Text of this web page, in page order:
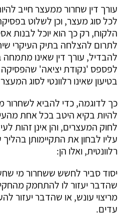
עורך דין שחרור ממעצר חייב
לכל סוג מעצר, וכן לשלוט
הלקוח, רק כך הוא יוכל לבנות
לתרום להצלחה בתיק העיקרי
להבדיל, עורך דין שאינו
לפספס 'נקודת יציאה'
בטיעון שאינו רלוונטי לסוג
כך לדוגמה, כדי להביא לשחרור
לחוק המעצרים, והן אינן זהות
עליו לבחון את התקיימותן
רלוונטית, ואלו הן:
יסוד סביר לחשש ששחרור מי
שהדבר יעזור לו להתחמק
מריצוי עונש, או שהדבר יעזור
עדים.